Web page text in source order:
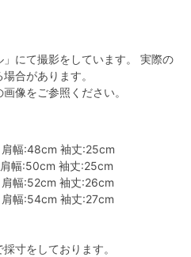
」にて撮影をしています。 実際の
合があります。
像をご参照ください。
幅:48cm 袖丈:25cm
幅:50cm 袖丈:25cm
幅:52cm 袖丈:26cm
幅:54cm 袖丈:27cm
寸をしております。